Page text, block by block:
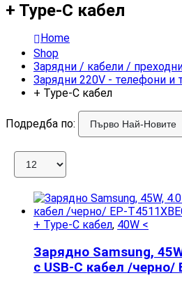
+ Type-C кабел
Home
Shop
Зарядни / кабели /
Зарядни 220V - телефони и
+ Type-C кабел
Подредба по:
+ Type-C кабел, 40W <
Зарядно Samsung,
с USB-C кабел /черно/